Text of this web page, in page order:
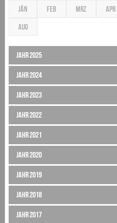
JÄN FEB MRZ APR
AUG
Jahr 2025
Jahr 2024
Jahr 2023
Jahr 2022
Jahr 2021
Jahr 2020
Jahr 2019
Jahr 2018
Jahr 2017